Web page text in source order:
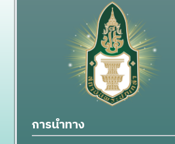
การนำทาง